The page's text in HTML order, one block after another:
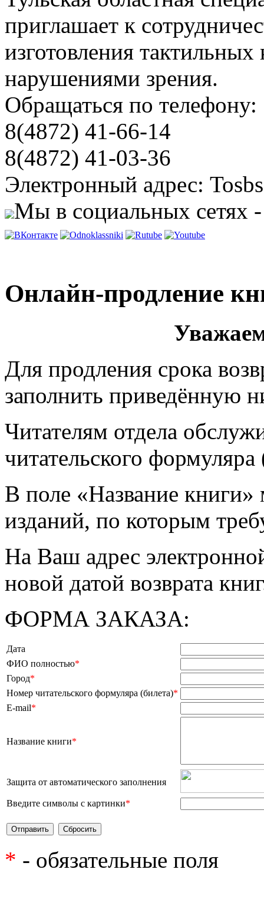
приглашает к
изготовления
нарушениями зрения.
Обращаться по телефону:
8(4872) 41-66-14
8(4872) 41-03-36
Электронный адрес:
Мы в социальных сетях
Онлайн-продление
Для продления срока
заполнить приведённую
Читателям отдела
читательского формуляра
В поле «Название книги»
изданий, по которым
На Ваш адрес
новой датой возврата
ФОРМА ЗАКАЗА:
Дата
ФИО полностью*
Город*
Номер читательского формуляра (билета)*
E-mail*
Название книги*
Защита от автоматического заполнения
Введите символы с картинки*
* - обязательные поля